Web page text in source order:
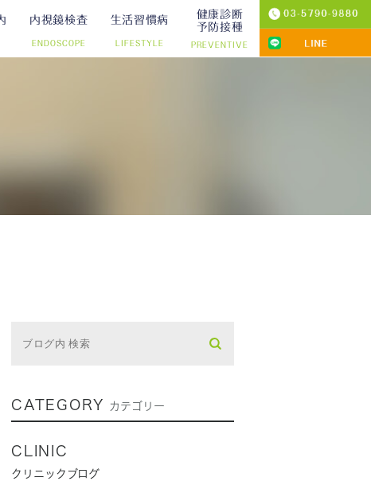
内視鏡検査
ENDOSCOPE
切除）
生活習慣病
LIFESTYLE
健康診断
予防接種
PREVENTIVE
CATEGORY カテゴリー
CLINIC
クリニックブログ